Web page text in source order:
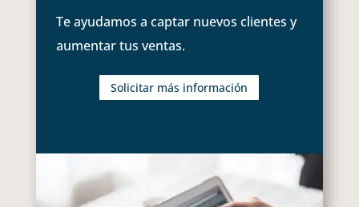
Te ayudamos a captar nuevos clientes y
aumentar tus ventas.
Solicitar más información